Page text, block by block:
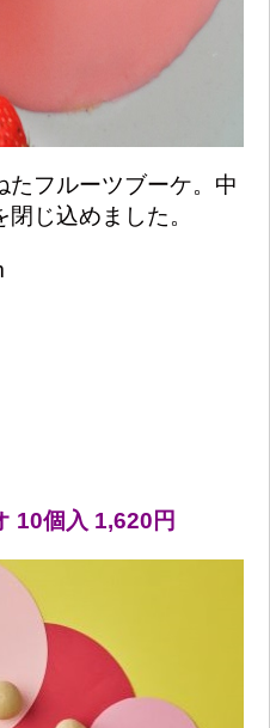
たフルーツブーケ。中
じ込めました。
10個入 1,620円